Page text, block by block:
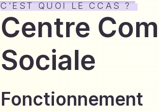
C'EST QUOI LE CCAS ?
Centre
Sociale
Fonctionnement